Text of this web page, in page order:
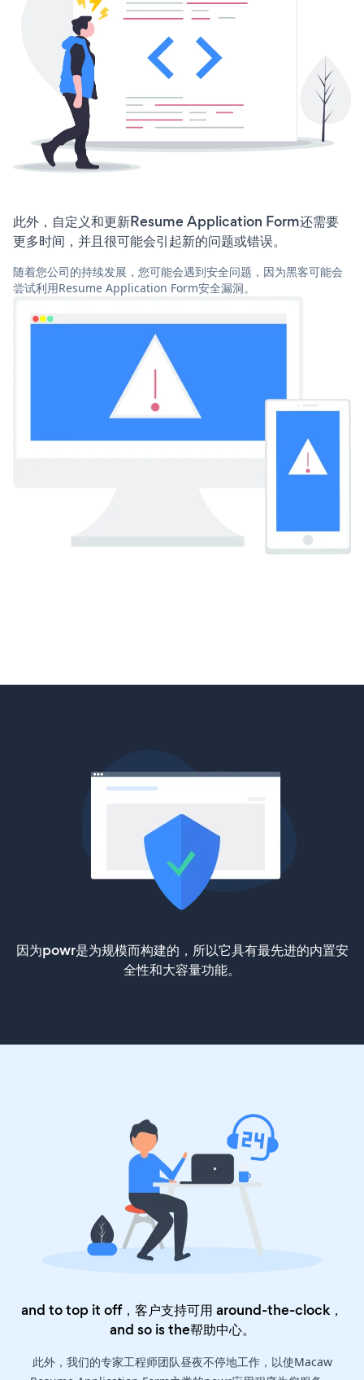
此外，自定义和更新Resume Application Form还需要
更多时间，并且很可能会引起新的问题或错误。
随着您公司的持续发展，您可能会遇到安全问题，因为黑客可能会
尝试利用Resume Application Form安全漏洞。
因为powr是为规模而构建的，所以它具有最先进的内置安
全性和大容量功能。
and to top it off，客户支持可用 around-the-clock，
and so is the帮助中心。
此外，我们的专家工程师团队昼夜不停地工作，以使Macaw